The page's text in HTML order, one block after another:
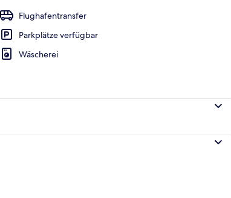
Flughafentransfer
Parkplätze verfügbar
Wäscherei